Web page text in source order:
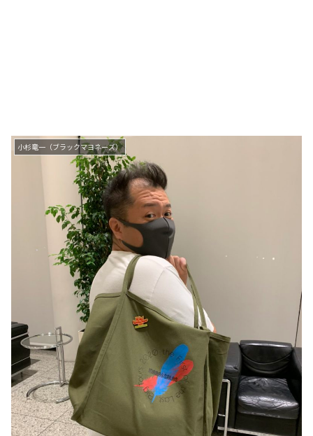
小杉竜一（ブラックマヨネーズ）